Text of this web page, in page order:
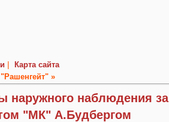
|
Карта сайта
"Рашенгейт" »
наружного наблюдения за
"МК" А.Будбергом